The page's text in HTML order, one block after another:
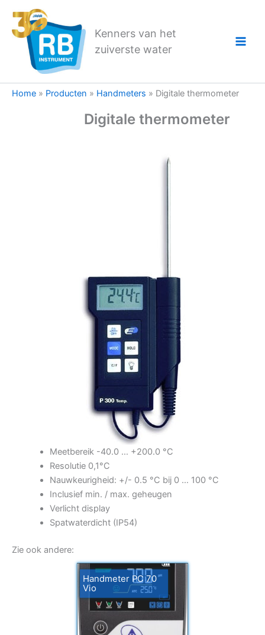
naar
Kenners van het
zuiverste water
Home » Producten » Handmeters » Digitale thermometer
Digitale thermometer
Meetbereik -40.0 … +200.0 °C
Resolutie 0,1°C
Nauwkeurigheid: +/- 0.5 °C bij 0 … 100 °C
Inclusief min. / max. geheugen
Verlicht display
Spatwaterdicht (IP54)
Zie ook andere:
Handmeter PC 70
Vio